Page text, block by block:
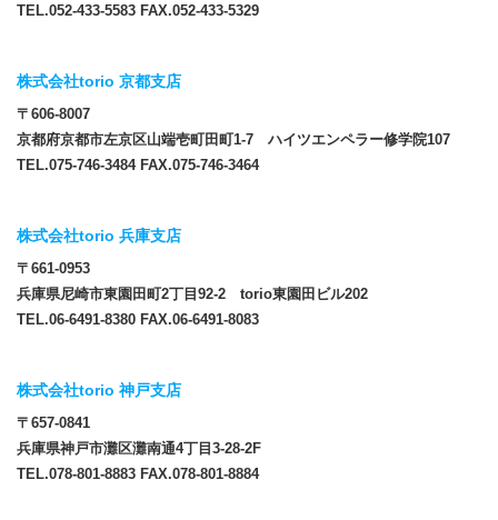
TEL.052-433-5583 FAX.052-433-5329
株式会社torio 京都支店
〒606-8007
京都府京都市左京区山端壱町田町1-7 ハイツエンペラー修学院107
TEL.075-746-3484 FAX.075-746-3464
株式会社torio 兵庫支店
〒661-0953
兵庫県尼崎市東園田町2丁目92-2 torio東園田ビル202
TEL.06-6491-8380 FAX.06-6491-8083
株式会社torio 神戸支店
〒657-0841
兵庫県神戸市灘区灘南通4丁目3-28-2F
TEL.078-801-8883 FAX.078-801-8884